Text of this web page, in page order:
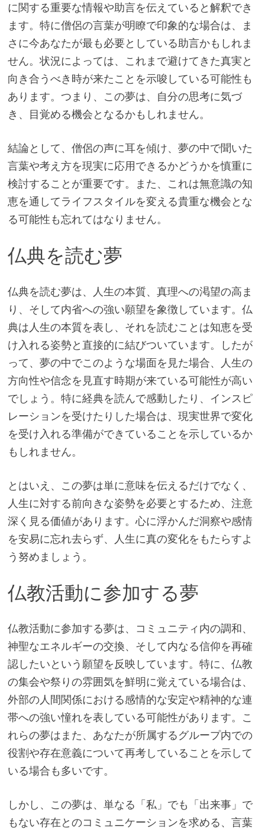
に関する重要な情報や助言を伝えていると解釈でき
ます。特に僧侶の言葉が明瞭で印象的な場合は、ま
さに今あなたが最も必要としている助言かもしれま
せん。状況によっては、これまで避けてきた真実と
向き合うべき時が来たことを示唆している可能性も
あります。つまり、この夢は、自分の思考に気づ
き、目覚める機会となるかもしれません。
結論として、僧侶の声に耳を傾け、夢の中で聞いた
言葉や考え方を現実に応用できるかどうかを慎重に
検討することが重要です。また、これは無意識の知
恵を通してライフスタイルを変える貴重な機会とな
る可能性も忘れてはなりません。
仏典を読む夢
仏典を読む夢は、人生の本質、真理への渇望の高ま
り、そして内省への強い願望を象徴しています。仏
典は人生の本質を表し、それを読むことは知恵を受
け入れる姿勢と直接的に結びついています。したが
って、夢の中でこのような場面を見た場合、人生の
方向性や信念を見直す時期が来ている可能性が高い
でしょう。特に経典を読んで感動したり、インスピ
レーションを受けたりした場合は、現実世界で変化
を受け入れる準備ができていることを示しているか
もしれません。
とはいえ、この夢は単に意味を伝えるだけでなく、
人生に対する前向きな姿勢を必要とするため、注意
深く見る価値があります。心に浮かんだ洞察や感情
を安易に忘れ去らず、人生に真の変化をもたらすよ
う努めましょう。
仏教活動に参加する夢
仏教活動に参加する夢は、コミュニティ内の調和、
神聖なエネルギーの交換、そして内なる信仰を再確
認したいという願望を反映しています。特に、仏教
の集会や祭りの雰囲気を鮮明に覚えている場合は、
外部の人間関係における感情的な安定や精神的な連
帯への強い憧れを表している可能性があります。こ
れらの夢はまた、あなたが所属するグループ内での
役割や存在意義について再考していることを示して
いる場合も多いです。
しかし、この夢は、単なる「私」でも「出来事」で
もない存在とのコミュニケーションを求める、言葉